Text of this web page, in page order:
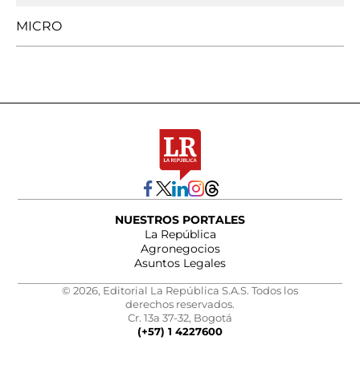
MICRO
NUESTROS PORTALES
La República
Agronegocios
Asuntos Legales
© 2026, Editorial La República S.A.S. Todos los
derechos reservados.
Cr. 13a 37-32, Bogotá
(+57) 1 4227600